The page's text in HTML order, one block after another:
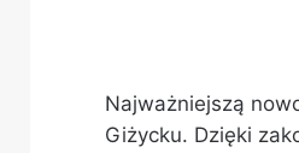
Najważniejszą
Giżycku. Dzięki